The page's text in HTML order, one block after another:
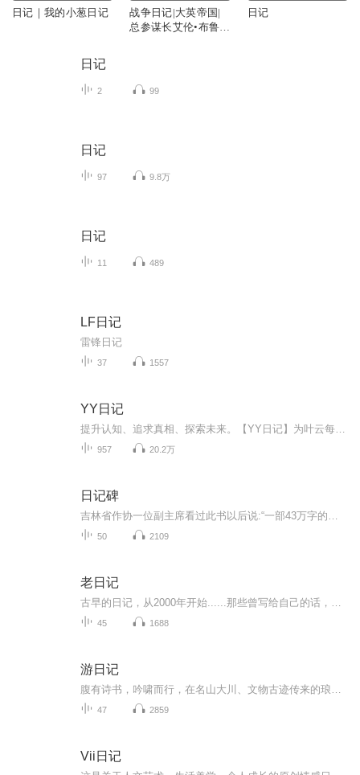
日记｜我的小葱日记
战争日记|大英帝国|
总参谋长艾伦•布鲁克
日记
日记
2 99
日记
97 9.8万
日记
11 489
LF日记
雷锋日记
37 1557
YY日记
957 20.2万
日记碑
50 2109
老日记
45 1688
游日记
47 2859
Vii日记